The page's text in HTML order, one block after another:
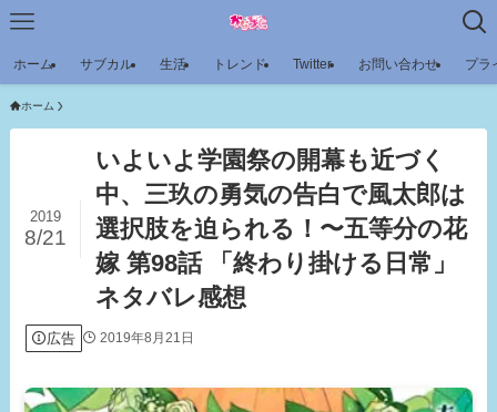
ホーム サブカル 生活 トレンド Twitter お問い合わせ プラ
ホーム
いよいよ学園祭の開幕も近づく
中、三玖の勇気の告白で風太郎は
選択肢を迫られる！〜五等分の花
嫁 第98話 「終わり掛ける日常」
ネタバレ感想
2019
8/21
広告 2019年8月21日